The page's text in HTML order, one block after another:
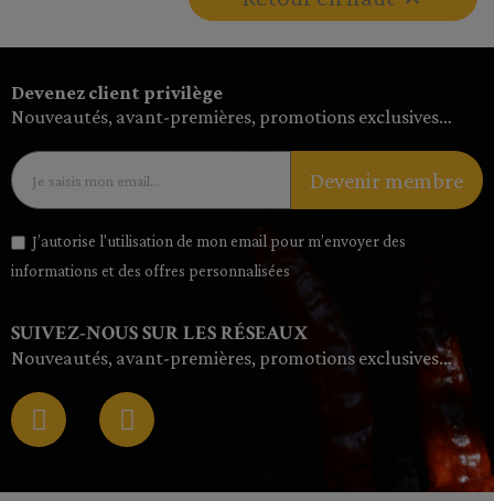
Devenez client privilège
Nouveautés, avant-premières, promotions exclusives…
Devenir membre
J’autorise l'utilisation de mon email pour m’envoyer des
informations et des offres personnalisées
SUIVEZ-NOUS SUR LES RÉSEAUX
Nouveautés, avant-premières, promotions exclusives…